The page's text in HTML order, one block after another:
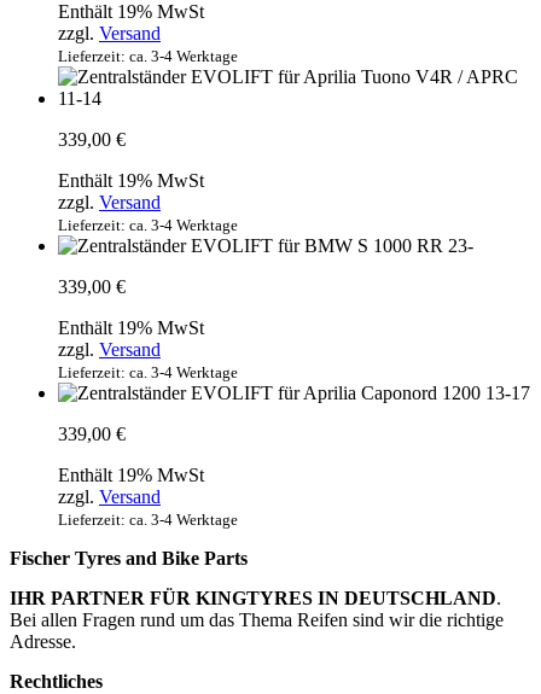
Enthält 19% MwSt
zzgl. Versand
Lieferzeit: ca. 3-4 Werktage
339,00 €
Enthält 19% MwSt
zzgl. Versand
Lieferzeit: ca. 3-4 Werktage
339,00 €
Enthält 19% MwSt
zzgl. Versand
Lieferzeit: ca. 3-4 Werktage
339,00 €
Enthält 19% MwSt
zzgl. Versand
Lieferzeit: ca. 3-4 Werktage
Fischer Tyres and Bike Parts
IHR PARTNER FÜR KINGTYRES IN DEUTSCHLAND.
Bei allen Fragen rund um das Thema Reifen sind wir die richtige
Adresse.
Rechtliches